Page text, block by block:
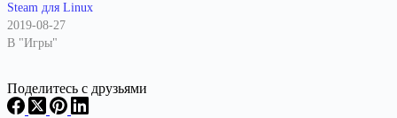
Steam для Linux
2019-08-27
В "Игры"
Поделитесь с друзьями